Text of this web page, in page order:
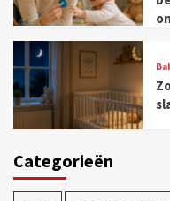
Categorieën